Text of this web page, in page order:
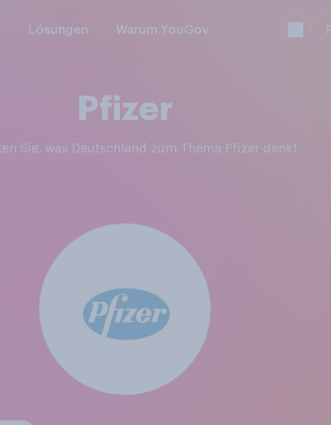
Lösungen Warum YouGov
Pfizer
Sie, was Deutschland zum Thema Pfizer denkt